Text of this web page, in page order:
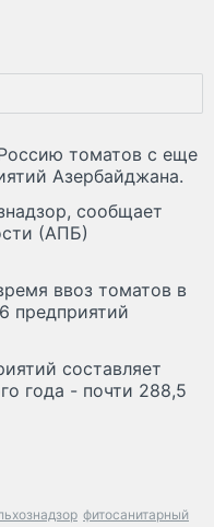
томатов с еще
Азербайджана.
сообщает
(АПБ)
ввоз томатов в
предприятий
составляет
года - почти 288,5
фитосанитарный